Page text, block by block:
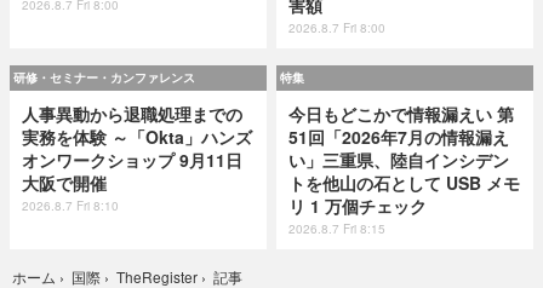
2026.8.7 Fri 8:00
2026.8.7 Fri 8:00
研修・セミナー・カンファレンス
人事異動から退職処理までの
実務を体験 ～「Okta」ハンズ
オンワークショップ 9月11日
大阪で開催
2026.8.7 Fri 8:10
特集
今日もどこかで情報漏えい 第
51回「2026年7月の情報漏え
い」三重県、陸自インシデン
トを他山の石として USB メモ
リ 1 万個チェック
2026.8.7 Fri 8:15
ホーム › 国際 › TheRegister › 記事